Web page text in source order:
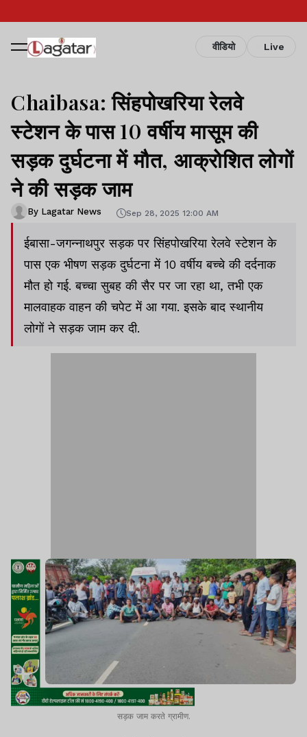
वीडियो Live
Chaibasa: सिंहपोखरिया रेलवे
स्टेशन के पास 10 वर्षीय मासूम की
सड़क दुर्घटना में मौत, आक्रोशित लोगों
ने की सड़क जाम
By Lagatar News Sep 28, 2025 12:00 AM
ईबासा-जगन्नाथपुर सड़क पर सिंहपोखरिया रेलवे स्टेशन के
पास एक भीषण सड़क दुर्घटना में 10 वर्षीय बच्चे की दर्दनाक
मौत हो गई. बच्चा सुबह की सैर पर जा रहा था, तभी एक
मालवाहक वाहन की चपेट में आ गया. इसके बाद स्थानीय
लोगों ने सड़क जाम कर दी.
सड़क जाम करते ग्रामीण.